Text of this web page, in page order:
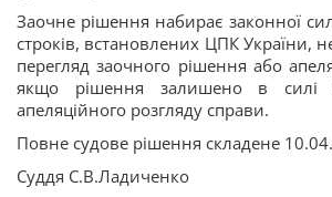
Заочне рішення набирає законної
строків, встановлених ЦПК України,
перегляд заочного рішення або
якщо рішення залишено в силі
апеляційного розгляду справи.
Повне судове рішення складене
Суддя С.В.Ладиченко